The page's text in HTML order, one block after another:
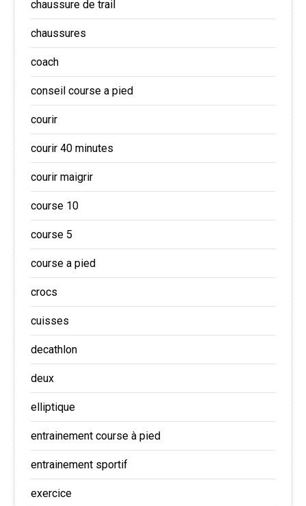
chaussure de trail
chaussures
coach
conseil course a pied
courir
courir 40 minutes
courir maigrir
course 10
course 5
course a pied
crocs
cuisses
decathlon
deux
elliptique
entrainement course à pied
entrainement sportif
exercice